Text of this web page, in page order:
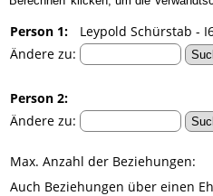
Person 1:
Leypold Schürstab -
Ändere zu:
Person 2:
Ändere zu:
Max. Anzahl der Beziehungen:
Auch Beziehungen über einen